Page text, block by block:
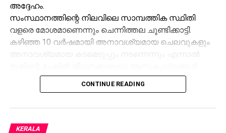
അദ്ദേഹം.
സംസ്ഥാനത്തിന്റെ നിലവിലെ സാമ്പത്തിക സ്ഥിതി
വളരെ മോശമാണെന്നും ചെന്നിത്തല ചൂണ്ടിക്കാട്ടി.
കഴിഞ്ഞ 10 വര്ഷമായി അനാവശ്യമായ ചെലവുകളും
മാറ്റിവെക്കേണ്ടതാണെന്ന നിലപാട് പുതിയ
ക്കാരിനില്ലെന്നും അദ്ദേഹം ഉറപ്പുനല്കി.
ആഭ്യന്തര മന്ത്രി വിമര്
CONTINUE READING
KERALA